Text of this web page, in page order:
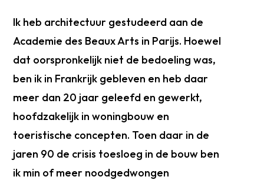
Ik heb architectuur gestudeerd aan de
Academie des Beaux Arts in Parijs. Hoewel
dat oorspronkelijk niet de bedoeling was,
ben ik in Frankrijk gebleven en heb daar
meer dan 20 jaar geleefd en gewerkt,
hoofdzakelijk in woningbouw en
toeristische concepten. Toen daar in de
jaren 90 de crisis toesloeg in de bouw ben
ik min of meer noodgedwongen